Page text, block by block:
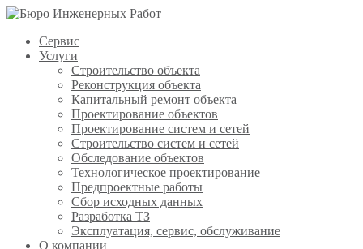
Сервис
Услуги
Строительство объекта
Реконструкция объекта
Капитальный ремонт объекта
Проектирование объектов
Проектирование систем и сетей
Строительство систем и сетей
Обследование объектов
Технологическое проектирование
Предпроектные работы
Сбор исходных данных
Разработка ТЗ
Эксплуатация, сервис, обслуживание
О компании